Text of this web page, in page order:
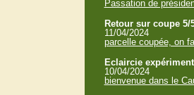
Passation de
Retour sur coupe 5/
11/04/2024
parcelle coupée, on
Eclaircie
10/04/2024
bienvenue dans le